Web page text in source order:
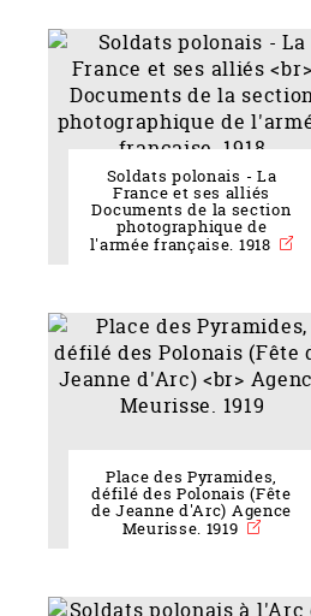
Soldats polonais - La
France et ses alliés
Documents de la section
photographique de
l'armée française. 1918
Place des Pyramides,
défilé des Polonais (Fête
de Jeanne d'Arc) Agence
Meurisse. 1919